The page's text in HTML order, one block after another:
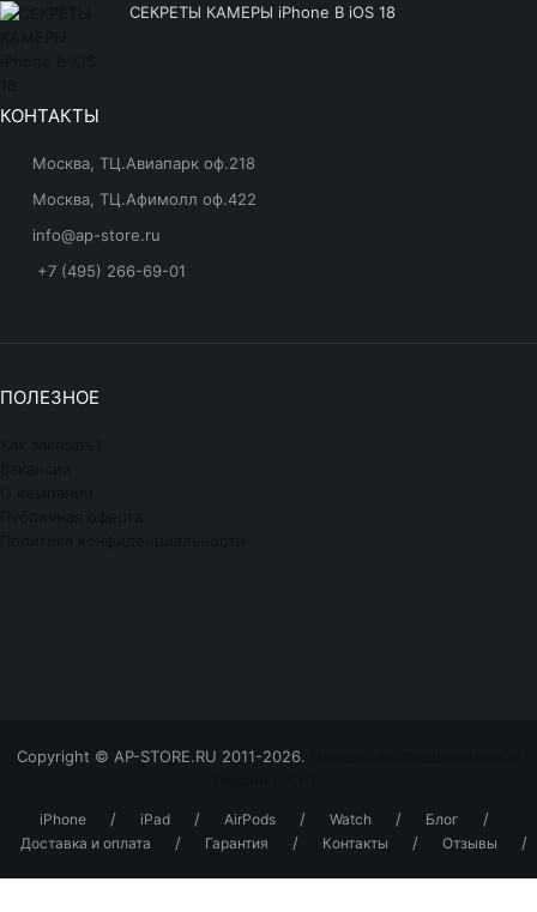
СЕКРЕТЫ КАМЕРЫ iPhone В iOS 18
КОНТАКТЫ
Москва, ТЦ.Авиапарк оф.218
Москва, ТЦ.Афимолл оф.422
info@ap-store.ru
+7 (495) 266-69-01
ПОЛЕЗНОЕ
Copyright © AP-STORE.RU 2011-2026.
iPhone / iPad / AirPods / Watch / Блог /
Доставка и оплата / Гарантия / Контакты / Отзывы /